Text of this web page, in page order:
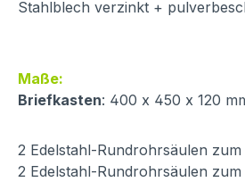
Stahlblech verzinkt +
Maße:
Briefkasten: 400 x 450 x 120
2 Edelstahl-Rundrohrsäulen zum
2 Edelstahl-Rundrohrsäulen zum